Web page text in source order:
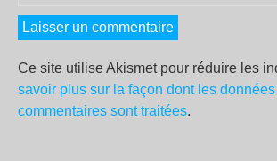
Ce site utilise Akismet pour réduire les
savoir plus sur la façon dont les
commentaires sont traitées.